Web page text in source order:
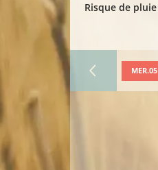
Risque de pluie
MER.05